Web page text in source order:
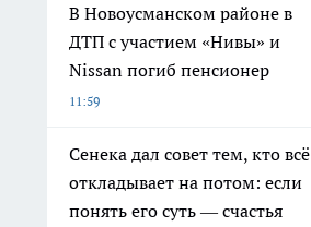
В Новоусманском районе в
ДТП с участием «Нивы» и
Nissan погиб пенсионер
11:59
Сенека дал совет тем, кто всё
откладывает на потом: если
понять его суть — счастья